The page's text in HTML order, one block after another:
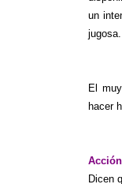
un
jugosa.
El
hacer
Dicen